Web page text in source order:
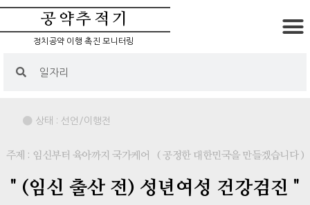
공약추적기
정치공약 이행 촉진 모니터링
상태 : 선언/이행전
주제 : 임신부터 육아까지 국가케어 ( 공정한 대한민국을 만들겠습니다 )
" (임신 출산 전) 성년여성 건강검진 "